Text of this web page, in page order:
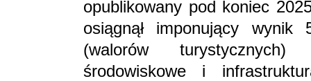
opublikowany pod koniec
osiągnął imponujący
(walorów
środowiskowe i